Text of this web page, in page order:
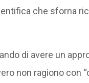
che sforna
di avere un
non ragiono con